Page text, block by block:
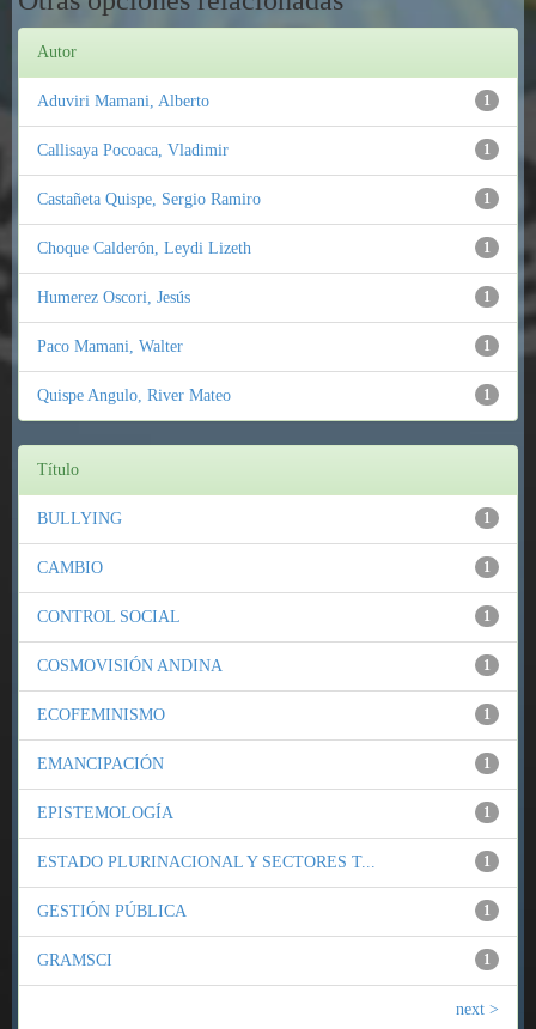
Autor
1
Aduviri Mamani, Alberto
1
Callisaya Pocoaca, Vladimir
1
Castañeta Quispe, Sergio Ramiro
1
Choque Calderón, Leydi Lizeth
1
Humerez Oscori, Jesús
1
Paco Mamani, Walter
1
Quispe Angulo, River Mateo
Título
1
BULLYING
1
CAMBIO
1
CONTROL SOCIAL
1
COSMOVISIÓN ANDINA
1
ECOFEMINISMO
1
EMANCIPACIÓN
1
EPISTEMOLOGÍA
1
ESTADO PLURINACIONAL Y SECTORES T...
1
GESTIÓN PÚBLICA
1
GRAMSCI
next >